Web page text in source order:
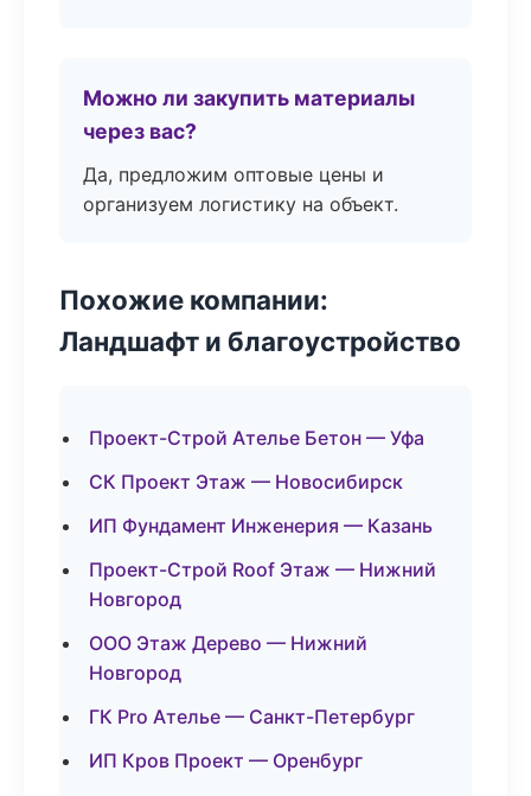
Можно ли закупить материалы
через вас?
Да, предложим оптовые цены и
организуем логистику на объект.
Похожие компании:
Ландшафт и благоустройство
Проект-Строй Ателье Бетон — Уфа
СК Проект Этаж — Новосибирск
ИП Фундамент Инженерия — Казань
Проект-Строй Roof Этаж — Нижний
Новгород
ООО Этаж Дерево — Нижний
Новгород
ГК Pro Ателье — Санкт-Петербург
ИП Кров Проект — Оренбург